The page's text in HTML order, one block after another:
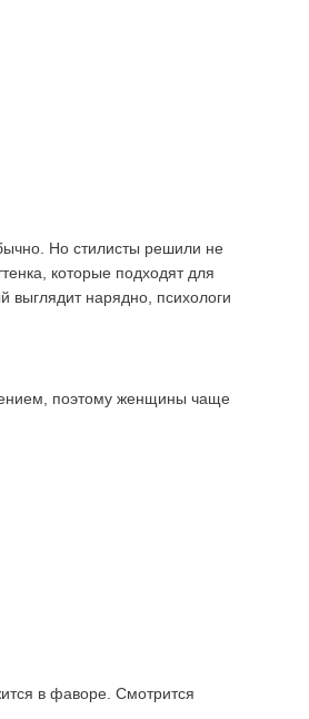
Но стилисты решили не
которые подходят для
выглядит нарядно, психологи
поэтому женщины чаще
в фаворе. Смотрится